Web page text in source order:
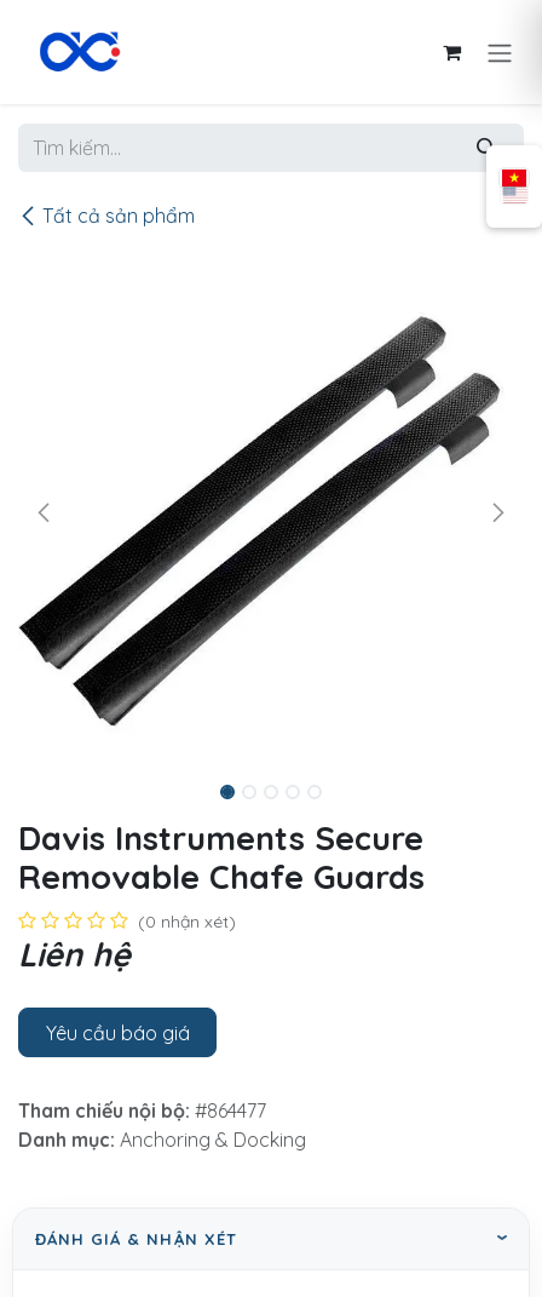
Tất cả sản phẩm
Davis Instruments Secure
Removable Chafe Guards
(0 nhận xét)
Liên hệ
Yêu cầu báo giá
Tham chiếu nội bộ: #864477
Danh mục: Anchoring & Docking
ĐÁNH GIÁ & NHẬN XÉT